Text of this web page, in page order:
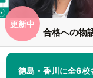
更新中
合格への物
徳島・香川に全6校